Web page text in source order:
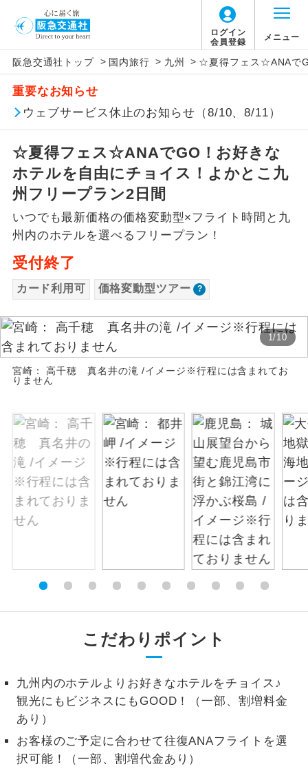
ログイン
会員登録
メニュー
阪急交通社トップ > 国内旅行 > 九州 > ☆夏得フェス☆ANAで
重要なお知らせ
ウェブサービス休止のお知らせ（8/10、8/11）
☆夏得フェス☆ANAでGO！お好きな
ホテルを自由にチョイス！よかとこ九
州フリープラン2日間
いつでも最新価格の価格変動型×フライト時間と九
州内のホテルを選べるフリープラン！
受付終了
カード利用可 価格変動型ツアー
1/10
宮崎： 高千穂 真名井の滝 /イメージ※行程には含まれてお
りません
こだわりポイント
九州内のホテルよりお好きなホテルをチョイス♪
観光にもビジネスにもGOOD！（一部、割増料金
あり）
お客様のご予定に合わせて往復ANAフライトを選
択可能！（一部、割増代金あり）
アイコン 説明
添乗員同行
往路出発空港（駅）から復路到着空港
（駅）まで同行します。
現地添乗員同
現地到着空港（駅）から最終日出発空港
（駅）まで添乗員が同行します。
バスガイド乗
務
バスガイドが乗務し、車内での観光案内
があります。
世界遺産
ユネスコに登録されている文化遺産や自
然遺産を訪ねるコースです。
絶景 絶景スポットに立ち寄るコースです。
温泉 温泉地にも宿泊するコースです。
露天風呂
す。
ご宿泊ホテルに大浴場が付いています。
全食事付き
全てのお食事が付いていますので、お食
事の心配はいりません。（機内食を除
お部屋にてゆっくりとお召し上がりいた
トラベルイヤ
1名様催行
1名様から出発可能な個人型プランで
2名様催行
2名様から出発可能な個人型プランで
す。
加限定
スです。
「価格変動型ツアー」に関するご案内
価格変動型ツアーとは
賃」を利用したツアーです。
お申し込み時期・ご利用便の空席状況に
よって料金が変動いたします。
以下の注意事項をあらかじめご了承いただき
ますようお願いいたします。
お支払いについて
お支払いは、クレジットカード決済のみとな
ります。
お申し込みの最後にクレジットカード決済を
していただき、決済手続き完了をもちまし
ご予約方法について
ウェブ限定コースとなりますので、コールセ
ンター及びカウンターでのお申し込みはでき
ません。